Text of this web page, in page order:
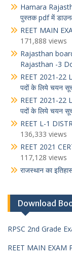
Hamara
पुस्तक pdf में
REET MAIN
171,888 views
Rajasthan
Rajasthan -3
REET 2021-22
पदों के लिये चयन
REET 2021-22
पदों के लिये चयन
REET L-1
136,333 views
REET 2021
117,128 views
राजस्थान का
Download
RPSC 2nd Grade
REET MAIN EXAM